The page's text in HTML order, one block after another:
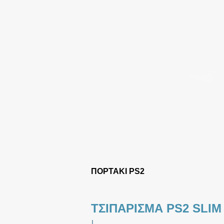
ΠΟΡΤΑΚΙ PS2
ΤΣΙΠΑΡΙΣΜΑ PS2 SLIM